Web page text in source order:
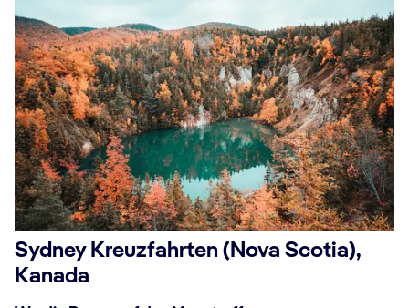
Sydney Kreuzfahrten (Nova Scotia),
Kanada